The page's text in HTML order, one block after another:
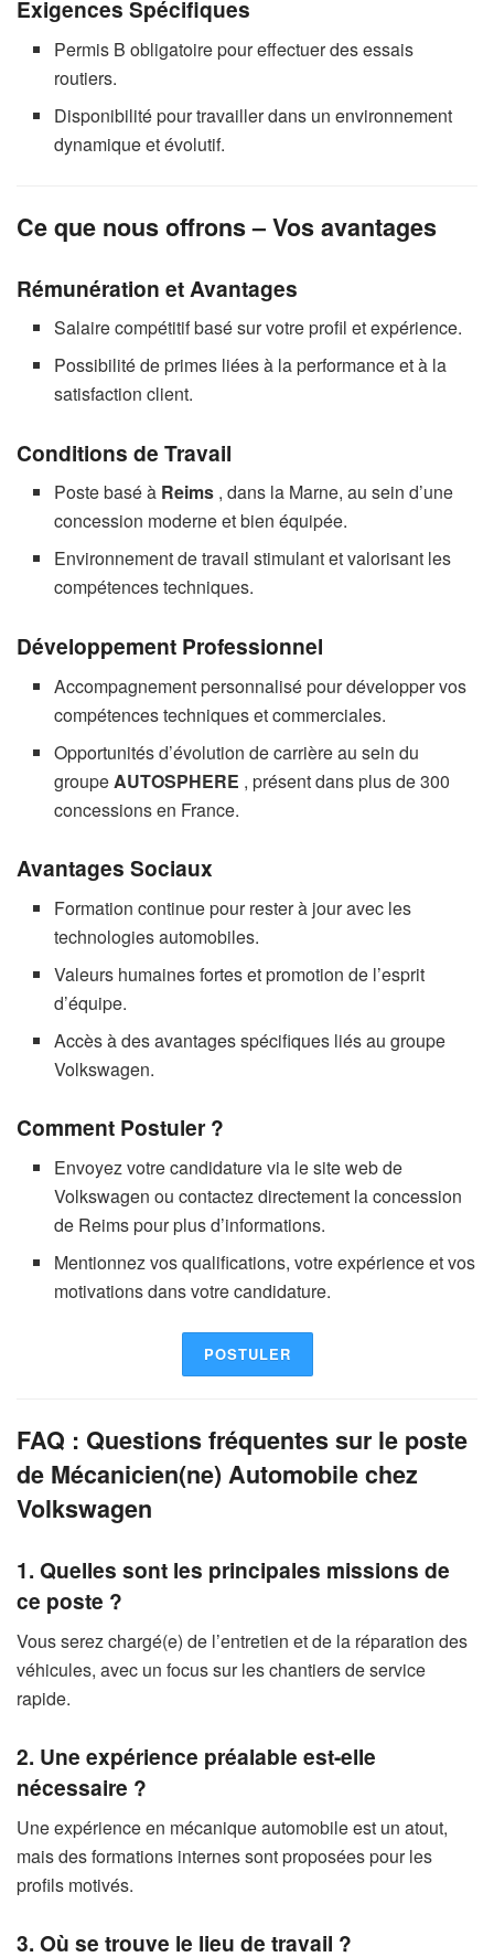
Exigences Spécifiques
Permis B obligatoire pour effectuer des essais
routiers.
Disponibilité pour travailler dans un environnement
dynamique et évolutif.
Ce que nous offrons – Vos avantages
Rémunération et Avantages
Salaire compétitif basé sur votre profil et expérience.
Possibilité de primes liées à la performance et à la
satisfaction client.
Conditions de Travail
Poste basé à Reims , dans la Marne, au sein d’une
concession moderne et bien équipée.
Environnement de travail stimulant et valorisant les
compétences techniques.
Développement Professionnel
Accompagnement personnalisé pour développer vos
compétences techniques et commerciales.
Opportunités d’évolution de carrière au sein du
groupe AUTOSPHERE , présent dans plus de 300
concessions en France.
Avantages Sociaux
Formation continue pour rester à jour avec les
technologies automobiles.
Valeurs humaines fortes et promotion de l’esprit
d’équipe.
Accès à des avantages spécifiques liés au groupe
Volkswagen.
Comment Postuler ?
Envoyez votre candidature via le site web de
Volkswagen ou contactez directement la concession
de Reims pour plus d’informations.
Mentionnez vos qualifications, votre expérience et vos
motivations dans votre candidature.
POSTULER
FAQ : Questions fréquentes sur le poste
de Mécanicien(ne) Automobile chez
Volkswagen
1. Quelles sont les principales missions de
ce poste ?
Vous serez chargé(e) de l’entretien et de la réparation des
véhicules, avec un focus sur les chantiers de service
rapide.
2. Une expérience préalable est-elle
nécessaire ?
Une expérience en mécanique automobile est un atout,
mais des formations internes sont proposées pour les
profils motivés.
3. Où se trouve le lieu de travail ?